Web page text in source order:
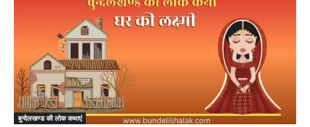
बुन्देलखण्ड की लोक कथाएं